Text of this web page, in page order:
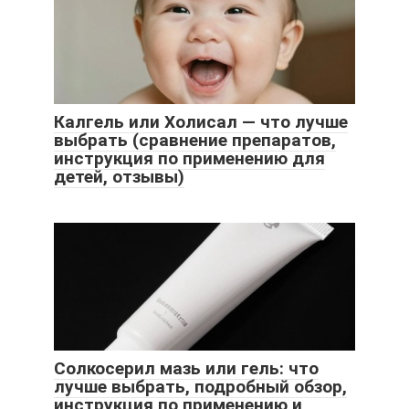
Калгель или Холисал — что лучше
выбрать (сравнение препаратов,
инструкция по применению для
детей, отзывы)
Солкосерил мазь или гель: что
лучше выбрать, подробный обзор,